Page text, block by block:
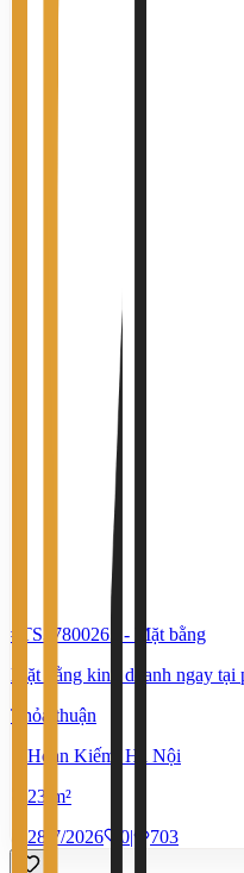
#TS37800265 -
Mặt bằng
Mặt bằng kinh doanh ngay tại
Thỏa thuận
Hoàn Kiếm, Hà Nội
23 m²
28/7/2026
0| 703